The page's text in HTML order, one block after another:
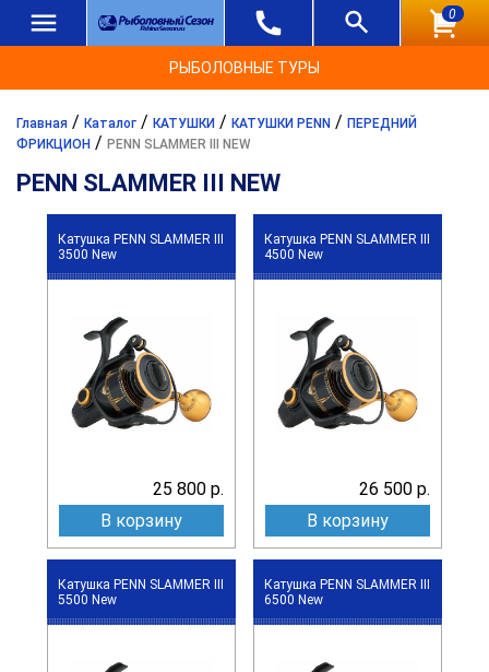
0
РЫБОЛОВНЫЕ ТУРЫ
Главная / Каталог / КАТУШКИ / КАТУШКИ PENN / ПЕРЕДНИЙ
ФРИКЦИОН / PENN SLAMMER III NEW
PENN SLAMMER III NEW
Катушка PENN SLAMMER III
3500 New
25 800 р.
В корзину
Катушка PENN SLAMMER III
4500 New
26 500 р.
В корзину
Катушка PENN SLAMMER III
5500 New
Катушка PENN SLAMMER III
6500 New